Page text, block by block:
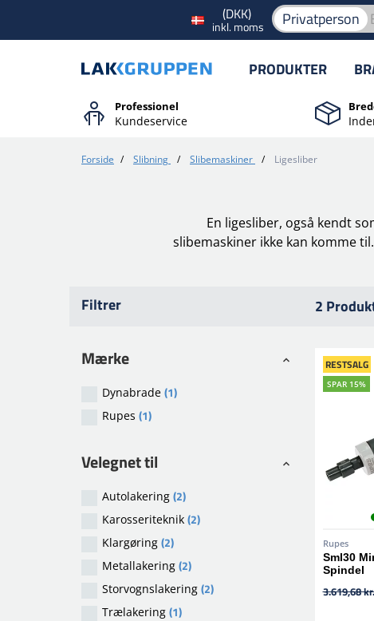
(DKK)
inkl. moms Privatperson
PRODUKTER
Professionel
Kundeservice
Forside / Slibning / Slibemaskiner / Ligesliber
En ligesliber, også kendt
slibemaskiner ikke kan komme
Filtrer
Mærke
Dynabrade (1)
Rupes (1)
Velegnet til
Autolakering (2)
Karosseriteknik (2)
Klargøring (2)
Metallakering (2)
Storvognslakering (2)
Trælakering (1)
2
RESTSALG
SPAR 15%
Rupes
Sml30
Spindel
3.619,68 kr.